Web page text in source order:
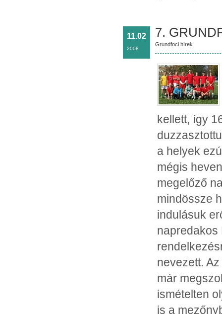
11.02
2008
7.
Grundfoci hírek
kellett, így
a helyek
mégis
megelőző
mindössze
indulásuk
napredakos
nevezett.
már
ismételten
is a